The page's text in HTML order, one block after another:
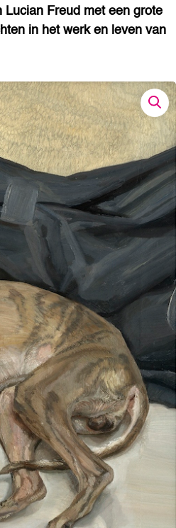
Freud met een grote
in het werk en leven van